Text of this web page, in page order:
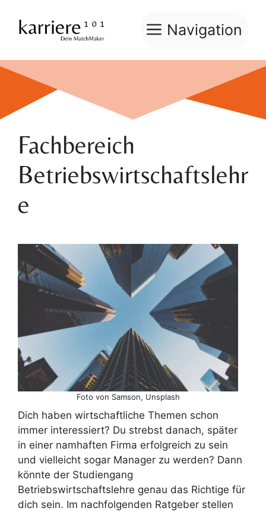
Inhalt
springen
Navigation
Fachbereich
Betriebswirtschaftslehr
e
Foto von Samson, Unsplash
Dich haben wirtschaftliche Themen schon
immer interessiert? Du strebst danach, später
in einer namhaften Firma erfolgreich zu sein
und vielleicht sogar Manager zu werden? Dann
könnte der Studiengang
Betriebswirtschaftslehre genau das Richtige für
dich sein. Im nachfolgenden Ratgeber stellen